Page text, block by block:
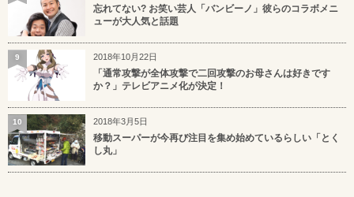
忘れてない? お笑い芸人「バンビーノ」彼らのコラボメニ
ューが大人気と話題
2018年10月22日
「通常攻撃が全体攻撃で二回攻撃のお母さんは好きです
か？」テレビアニメ化が決定！
9
2018年3月5日
移動スーパーが今再び注目を集め始めているらしい「とく
し丸」
10